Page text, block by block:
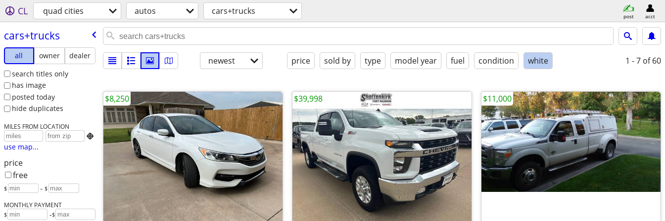
CL quad cities autos cars+trucks post acct
cars+trucks
all owner
dealer
search titles only
has image
posted today
hide duplicates
MILES FROM LOCATION

use map...
price
free
$ – $
MONTHLY PAYMENT
$ -$
newest price sold by type model year fuel condition white 1 - 7 of 60
$8,250 $39,998 $11,000